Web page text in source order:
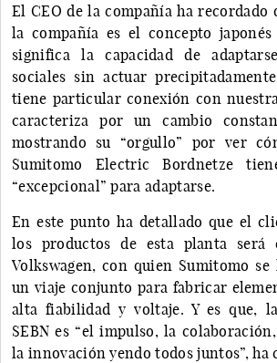
El CEO de la compañía ha recordado
la compañía es el concepto
significa la capacidad de
sociales sin actuar
tiene particular conexión con
caracteriza por un cambio
mostrando su “orgullo” por ver
Sumitomo Electric Bordnetze
“excepcional” para adaptarse.
En este punto ha detallado que el
los productos de esta planta será
Volkswagen, con quien Sumitomo se
un viaje conjunto para fabricar
alta fiabilidad y voltaje. Y es que,
SEBN es “el impulso, la
la innovación yendo todos juntos”, ha